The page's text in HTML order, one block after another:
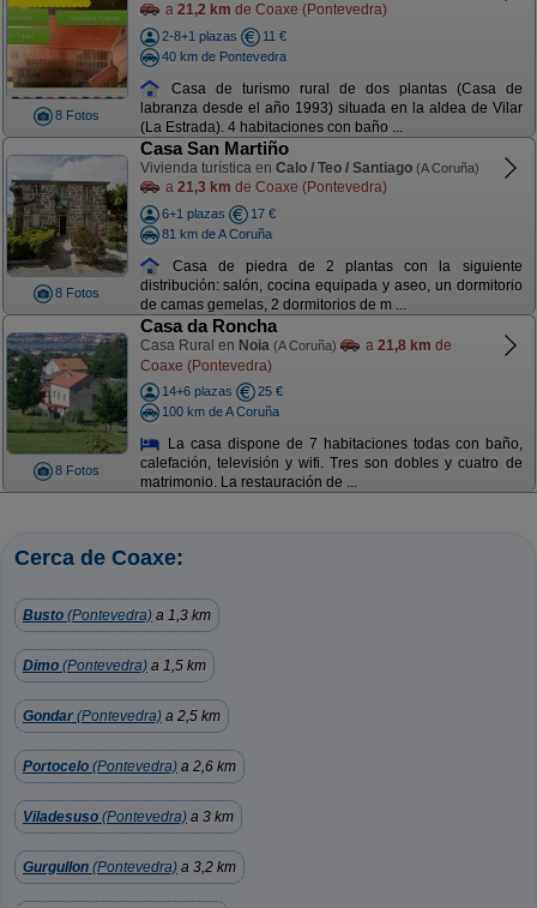
8 Fotos
a 21,2 km de Coaxe (Pontevedra)
2-8+1 plazas
11 €
40 km de Pontevedra
Casa de turismo rural de dos plantas (Casa de
labranza desde el año 1993) situada en la aldea de Vilar
(La Estrada). 4 habitaciones con baño ...
8 Fotos
Casa San Martiño
Vivienda turística en Calo / Teo / Santiago (A Coruña)
a 21,3 km de Coaxe (Pontevedra)
6+1 plazas
17 €
81 km de A Coruña
Casa de piedra de 2 plantas con la siguiente
distribución: salón, cocina equipada y aseo, un dormitorio
de camas gemelas, 2 dormitorios de m ...
8 Fotos
Casa da Roncha
Casa Rural en Noia (A Coruña) a 21,8 km de
Coaxe (Pontevedra)
14+6 plazas
25 €
100 km de A Coruña
La casa dispone de 7 habitaciones todas con baño,
calefación, televisión y wifi. Tres son dobles y cuatro de
matrimonio. La restauración de ...
Cerca de Coaxe:
Busto (Pontevedra) a 1,3 km
Dimo (Pontevedra) a 1,5 km
Gondar (Pontevedra) a 2,5 km
Portocelo (Pontevedra) a 2,6 km
Viladesuso (Pontevedra) a 3 km
Gurgullon (Pontevedra) a 3,2 km